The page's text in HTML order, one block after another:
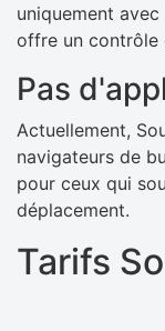
uniquement
offre un contrôle
Pas
Actuellement,
navigateurs de
pour ceux qui
déplacement.
Tarifs